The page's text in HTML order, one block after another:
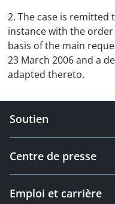
2. The case is
instance with the
basis of the main
23 March 2006 and a
adapted thereto.
Soutien
Centre de presse
Emploi et carrière